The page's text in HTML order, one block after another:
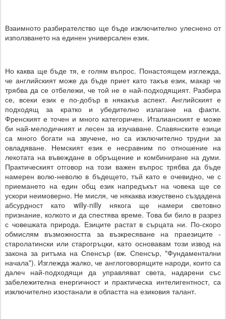
Взаимното разбирателство ще бъде изключително улеснено от
използването на единен универсален език.
Но каква ще бъде тя, е голям въпрос. Понастоящем изглежда,
че английският може да бъде приет като такъв език, макар че
трябва да се отбележи, че той не е най-подходящият. Разбира
се, всеки език е по-добър в някакъв аспект. Английският е
подходящ за кратко и убедително излагане на факти.
Френският е точен и много категоричен. Италианският е може
би най-мелодичният и лесен за изучаване. Славянските езици
са много богати на звучене, но са изключително трудни за
овладяване. Немският език е несравним по отношение на
лекотата на въвеждане в обръщение и комбиниране на думи.
Практическият отговор на този важен въпрос трябва да бъде
намерен волю-неволю в бъдещето, тъй като е очевидно, че с
приемането на един общ език напредъкът на човека ще се
ускори неимоверно. Не мисля, че някаква изкуствено създадена
абсурдност като willy-nilly някога ще намери световно
признание, колкото и да спестява време. Това би било в разрез
с човешката природа. Езиците растат в сърцата ни. По-скоро
обмислям възможността за възкресяване на праезиците -
старолатински или старогръцки, като основавам този извод на
закона за ритъма на Спенсър (вж. Спенсър, "Фундаментални
начала"). Изглежда жалко, че англоговорящите народи, които са
далеч най-подходящи да управляват света, надарени със
забележителна енергичност и практическа интелигентност, са
изключително изостанали в областта на езиковия талант.